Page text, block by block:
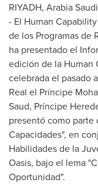
RIYADH, Arabia
- El Human
de los Programas de
ha presentado el
edición de la Human
celebrada el pasado
Real el Príncipe
Saud, Príncipe
presentó como parte
Capacidades", en
Habilidades de la
Oasis, bajo el lema
Oportunidad".